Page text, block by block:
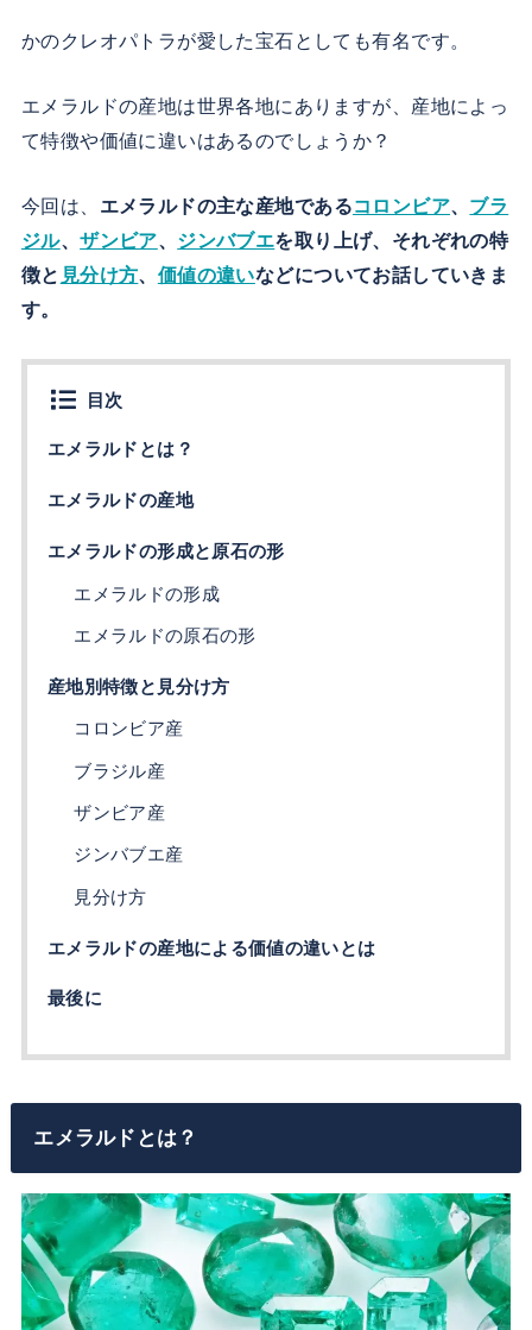
かのクレオパトラが愛した宝石としても有名です。
エメラルドの産地は世界各地にありますが、産地によっ
て特徴や価値に違いはあるのでしょうか？
今回は、 エメラルドの主な産地であるコロンビア、 ブラ
ジル、ザンビア、 ジンバブエを取り上げ、それぞれの特
徴と 見分け方、 価値の違いなどについてお話していきま
す。
目次
エメラルドとは？
エメラルドの産地
エメラルドの形成と原石の形
エメラルドの形成
エメラルドの原石の形
産地別特徴と見分け方
コロンビア産
ブラジル産
ザンビア産
ジンバブエ産
見分け方
エメラルドの産地による価値の違いとは
最後に
エメラルドとは？